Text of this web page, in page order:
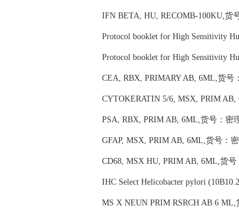
IFN BETA, HU, RECOMB-100KU,货
Protocol booklet for High Sensitivity
Protocol booklet for High Sensitivity
CEA, RBX, PRIMARY AB, 6ML,货号
CYTOKERATIN 5/6, MSX, PRIM
PSA, RBX, PRIM AB, 6ML,货号：密
GFAP, MSX, PRIM AB, 6ML,货号：
CD68, MSX HU, PRIM AB, 6ML,货
IHC Select Helicobacter pylori
MS X NEUN PRIM RSRCH AB 6